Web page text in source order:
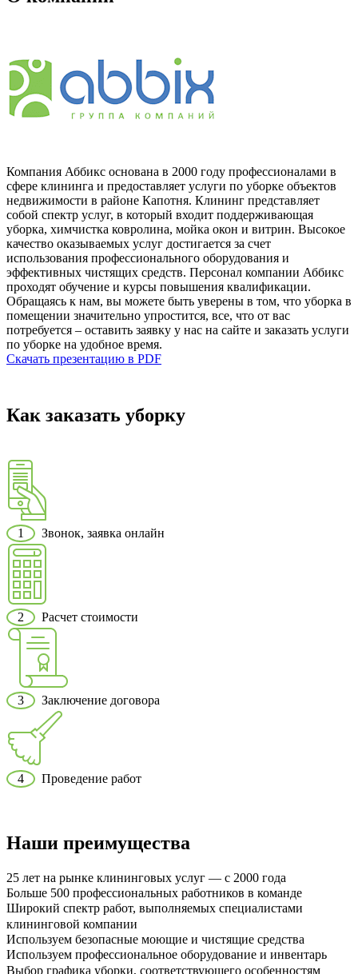
Компания Аббикс основана в 2000 году профессионалами в
сфере клининга и предоставляет услуги по уборке объектов
недвижимости в районе Капотня. Клининг представляет
собой спектр услуг, в который входит поддерживающая
уборка, химчистка ковролина, мойка окон и витрин. Высокое
качество оказываемых услуг достигается за счет
использования профессионального оборудования и
эффективных чистящих средств. Персонал компании Аббикс
проходят обучение и курсы повышения квалификации.
Обращаясь к нам, вы можете быть уверены в том, что уборка в
помещении значительно упростится, все, что от вас
потребуется – оставить заявку у нас на сайте и заказать услуги
по уборке на удобное время.
Скачать презентацию в PDF
Как заказать уборку
1 Звонок, заявка онлайн
2 Расчет стоимости
3 Заключение договора
4 Проведение работ
Наши преимущества
25 лет на рынке клининговых услуг — с 2000 года
Больше 500 профессиональных работников в команде
Широкий спектр работ, выполняемых специалистами
клининговой компании
Используем безопасные моющие и чистящие средства
Используем профессиональное оборудование и инвентарь
Выбор графика уборки, соответствующего особенностям